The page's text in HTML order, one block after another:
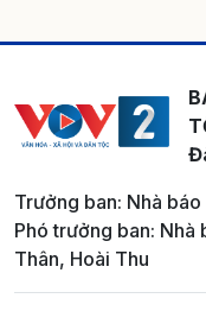
Trưởng ban: Nhà báo
Phó trưởng ban: Nhà
Thân, Hoài Thu